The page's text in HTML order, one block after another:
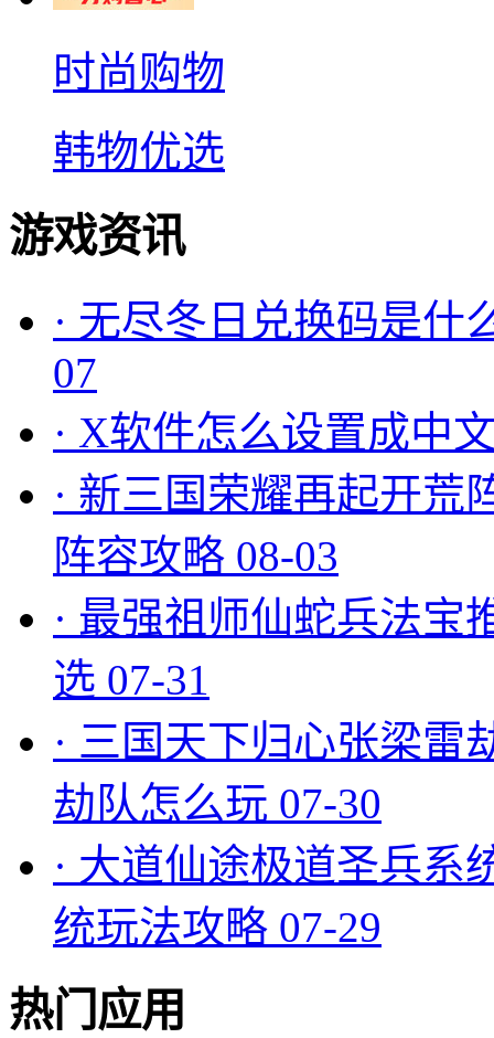
时尚购物
韩物优选
游戏资讯
· 无尽冬日兑换码是什
07
· X软件怎么设置成中
· 新三国荣耀再起开荒
阵容攻略 08-03
· 最强祖师仙蛇兵法宝
选 07-31
· 三国天下归心张梁雷
劫队怎么玩 07-30
· 大道仙途极道圣兵系
统玩法攻略 07-29
热门应用